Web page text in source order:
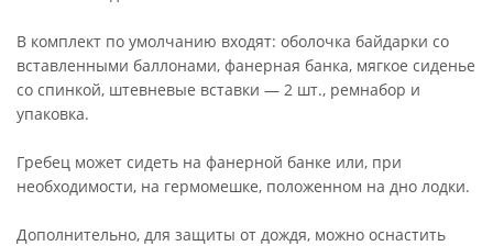
В комплект по умолчанию входят: оболочка байдарки со
вставленными баллонами, фанерная банка, мягкое сиденье
со спинкой, штевневые вставки — 2 шт., ремнабор и
упаковка.
Гребец может сидеть на фанерной банке или, при
необходимости, на гермомешке, положенном на дно лодки.
Дополнительно, для защиты от дождя, можно оснастить